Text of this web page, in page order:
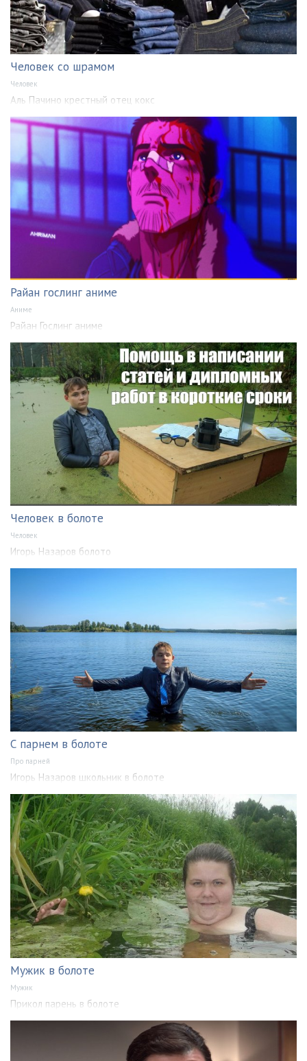
Человек со шрамом
Человек
Аль Пачино крестный отец кокс
Райан гослинг аниме
Аниме
Райан Гослинг аниме
Человек в болоте
Человек
Игорь Назаров болото
С парнем в болоте
Про парней
Игорь Назаров школьник в болоте
Мужик в болоте
Мужик
Прикол парень в болоте